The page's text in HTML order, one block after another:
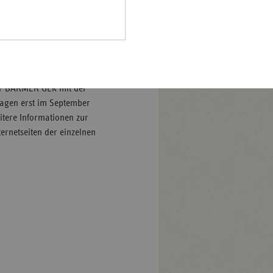
erhalten. Die roten
zurückgesendet
GEK mit der
erst im September
Informationen zur
der einzelnen